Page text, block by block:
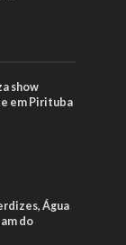
show
em Pirituba
Água
do